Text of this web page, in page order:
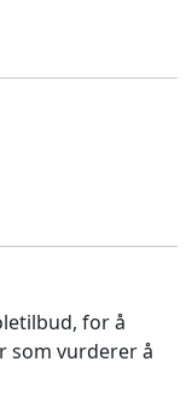
for å
som vurderer å